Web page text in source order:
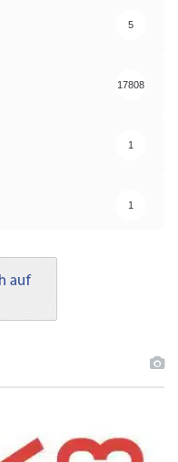
5
17808
1
1